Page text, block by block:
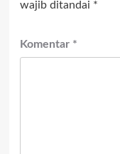
wajib ditandai *
Komentar *